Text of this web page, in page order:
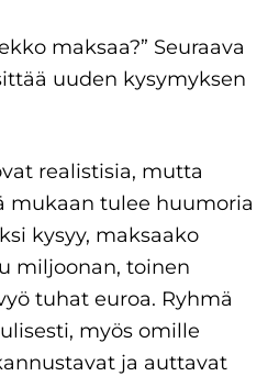
maksaa?” Seuraava
uuden kysymyksen
realistisia, mutta
mukaan tulee huumoria
kysyy, maksaako
miljoonan, toinen
tuhat euroa. Ryhmä
myös omille
ja auttavat